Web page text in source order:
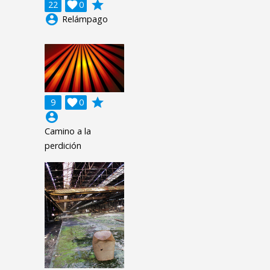
22 0

grade
account_circle Relámpago
9 0

grade
account_circle
Camino a la
perdición